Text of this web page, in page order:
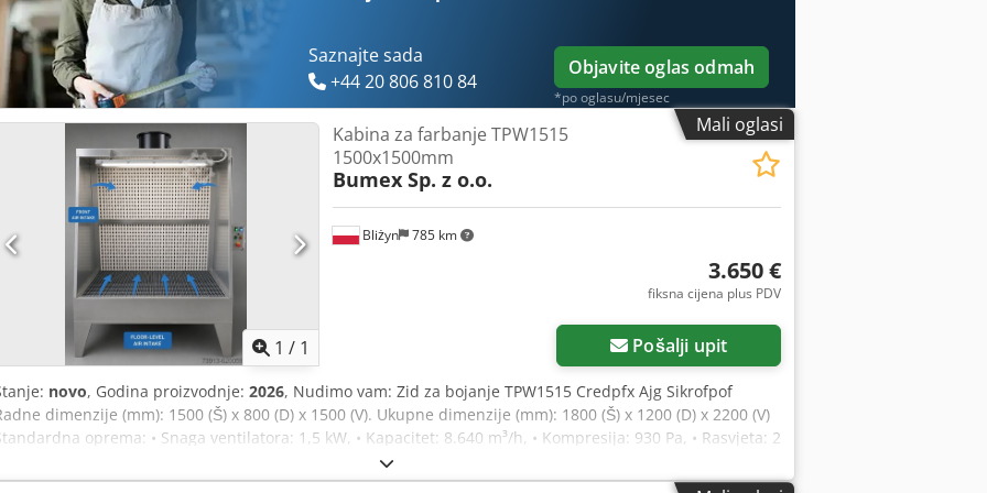
servis Potpuna tehnička dokumentacija 100% zadovoljstvo naših kupaca Svi proizvodi BUMEX SP. Z O.O. su
WE-certificirani Nudimo vlastiti prijevoz – cijene se određuju za svaki pojedinačni upit. Izdajemo račune s
iskazanim PDV-om. Kratki rokovi isporuke! Mogućnost narudžbe strojeva u raznim, individualnim
konfiguracijama i dimenzijama! Molimo kontaktirajte nas.
Saznajte sada
+44 20 806 810 84
Objavite oglas odmah
*po oglasu/mjesec
Mali oglasi
1 / 1
Bliżyn 785 km
Kabina za farbanje TPW1515
1500x1500mm
Bumex Sp. z o.o.
3.650 €
fiksna cijena plus PDV
Pošalji upit
novo, Godina proizvodnje: 2026, Nudimo vam: Zid za bojanje TPW1515 Credpfx Ajg Sikrofpof
dimenzije (mm): 1500 (Š) x 800 (D) x 1500 (V). Ukupne dimenzije (mm): 1800 (Š) x 1200 (D) x 2200 (V)
oprema: • Snaga ventilatora: 1,5 kW, • Kapacitet: 8.640 m³/h, • Kompresija: 930 Pa, • Rasvjeta: 2
x 36 W, • Ex ventilator otporan na eksploziju, • 3-stupanjska filtracija zraka, • filter za zaustavljanje boja, •
flis, • IP 66 upravljačka ploča, • Hermetička rasvjeta IP 65. Naše kabine karakterizira vrlo visoka